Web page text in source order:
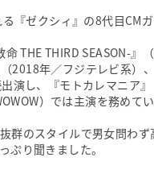
『ゼクシィ』の8代目CM
命 THE THIRD SEASON-
2018年／フジテレビ系）
演し、『モトカレマニア
）では主演を務めてい
群のスタイルで男女問わ
ぷり聞きました。